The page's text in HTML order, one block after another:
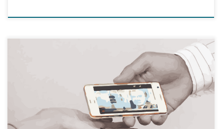
Con el objetivo de impulsar la inclusión financiera, el Congreso de la
República promulgó en enero 2013 la Ley N° 29985 “Ley que regula las
características básicas del dinero electrónico como instrumento de
inclusión financiera”, la cual tiene como objetivo el regular la emisión de
dinero electrónico. De esta manera, […]